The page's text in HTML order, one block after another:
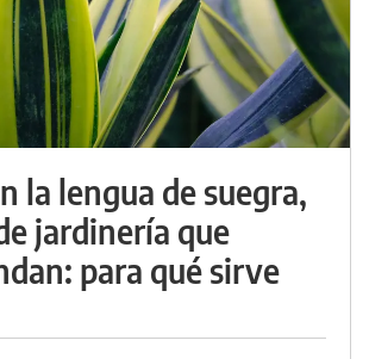
la lengua de suegra,
jardinería que
para qué sirve